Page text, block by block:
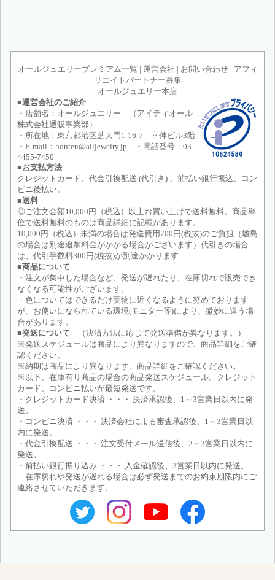
オールジュエリープレミアム一覧 | 運営会社 | お問い合わせ| アフィ
リエイトパートナー募集
オールジュエリー本店
■運営会社のご紹介
・店舗名：オールジュエリー （アイティオール
株式会社通販事業部）
・所在地：東京都港区芝大門1-16-7 幸伸ビル3階
・E-mail：honten@alljewelry.jp ・電話番号：03-
4455-7450
■お支払方法
クレジットカード、代金引換配送 (代引き) 、前払い銀行振込、コン
ビニ後払い。
■送料
◎ご注文金額10,000円（税込）以上お買い上げで送料無料。商品単
位で送料無料のものは商品詳細に記載があります。
10,000円（税込）未満の場合は発送費用700円(税抜)のご負担（離島
の場合は別途追加料金がかかる場合がございます）代引きの場合
は、代引手数料300円(税抜)が別途かかります
■商品について
・注文が集中した場合など、発送が遅れたり、在庫切れで販売でき
なくなる可能性がございます。
・色についてはできるだけ実物に近くなるように努めております
が、お使いになられている環境(モニター等)により、微妙に違う場
合があります。
■発送について （決済方法に応じて発送準備が異なります。）
※発送スケジュールは商品により異なりますので、商品詳細をご確
認ください。
※納期は商品により異なります。商品詳細をご確認ください。
※以下、在庫有り商品の場合の商品発送スケジュール。クレジット
カード、コンビニ払いが最短発送です。
・クレジットカード決済 ・・・ 決済承認後、1～3営業日以内に発
送。
・コンビニ決済 ・・・ 決済会社による審査承認後、1～3営業日以
内に発送。
・代金引換配送 ・・・ 注文受付メール送信後、2～3営業日以内に
発送。
・前払い銀行振り込み ・・・ 入金確認後、3営業日以内に発送。
在庫切れや発送が遅れる場合は必ず発送までのお約束期限内にご
連絡させていただきます。